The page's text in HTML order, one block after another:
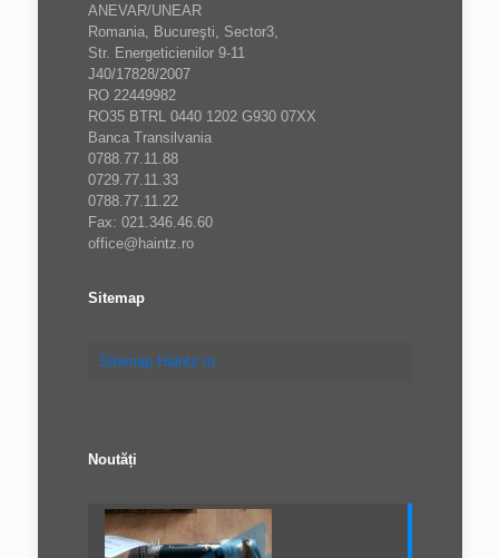
ANEVAR/UNEAR
Romania, Bucureşti, Sector3,
Str. Energeticienilor 9-11
J40/17828/2007
RO 22449982
RO35 BTRL 0440 1202 G930 07XX
Banca Transilvania
0788.77.11.88
0729.77.11.33
0788.77.11.22
Fax: 021.346.46.60
office@haintz.ro
Sitemap
Sitemap Haintz.ro
Noutăți